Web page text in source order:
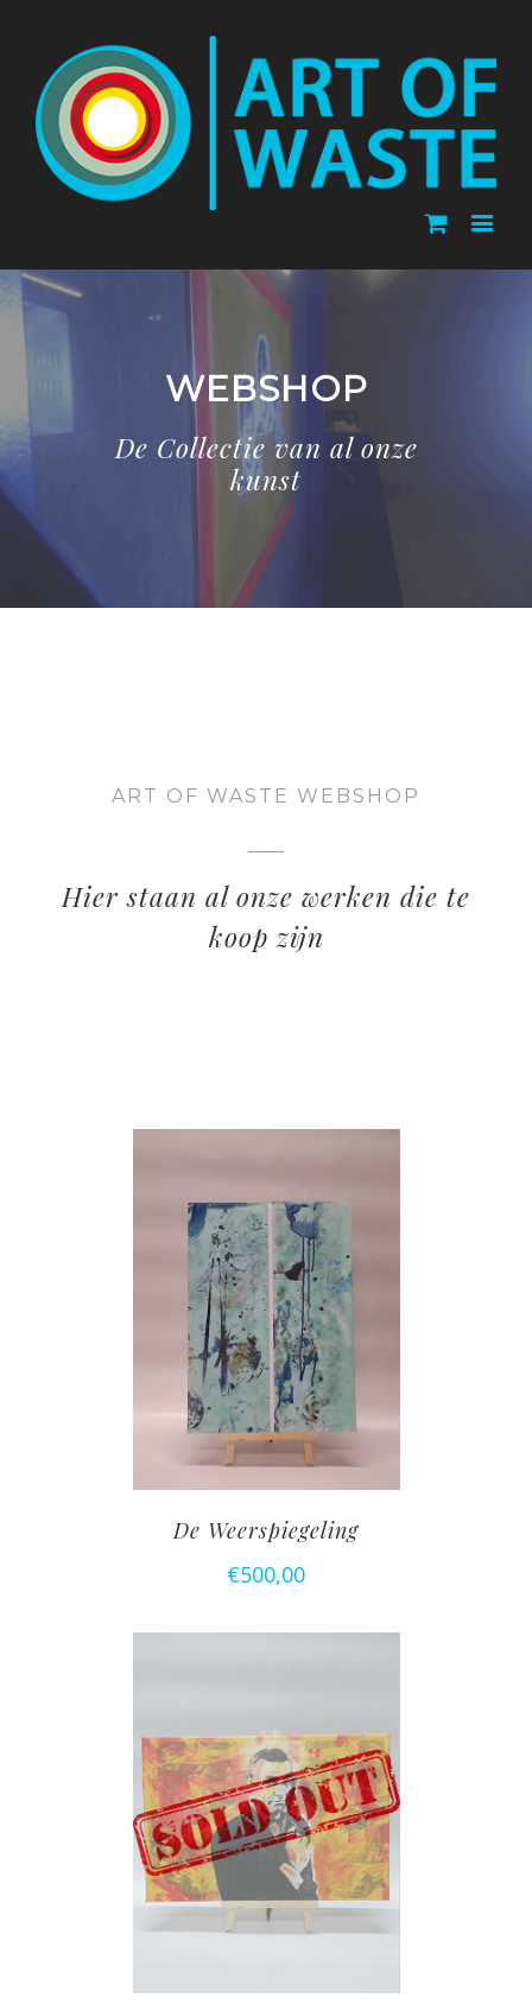
WEBSHOP
De Collectie van al onze
kunst
ART OF WASTE WEBSHOP
Hier staan al onze werken die te
koop zijn
De Weerspiegeling
€500,00